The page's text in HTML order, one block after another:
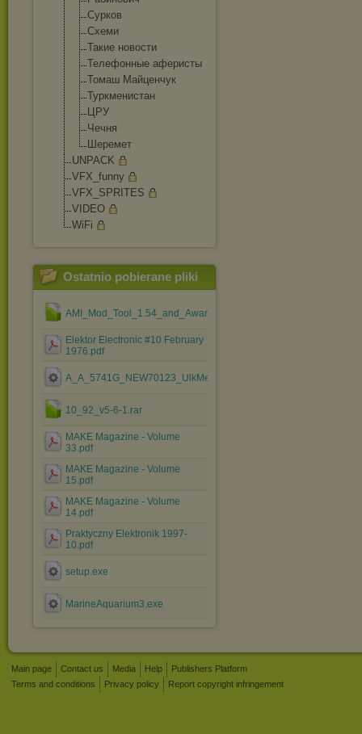
Сурков
Схеми
Такие новости
Телефонные аферисты
Томаш Майценчук
Туркменистан
ЦРУ
Чечня
Шеремет
UNPACK
VFX_funny
VFX_SPRITES
VIDEO
WiFi
Ostatnio pobierane pliki
AMI_Mod_Tool_1.54_and_Award_Mod_Tool_1.37.rar
Elektor Electronic #10 February
1976.pdf
A_A_5741G_NEW70123_UlkMenus_ByCamiloml.exe
10_92_v5-6-1.rar
MAKE Magazine - Volume
33.pdf
MAKE Magazine - Volume
15.pdf
MAKE Magazine - Volume
14.pdf
Praktyczny Elektronik 1997-
10.pdf
setup.exe
MarineAquarium3.exe
Main page Contact us Media Help
Publishers Platform
Terms and conditions
Privacy policy Report copyright infringement